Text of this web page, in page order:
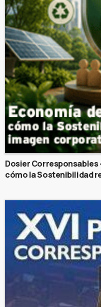
Dosier Corresponsables
cómo la Sostenibilidad